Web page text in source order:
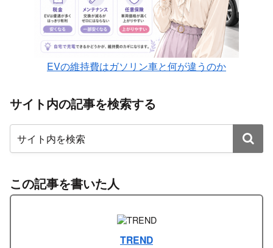
EVの維持費はガソリン車と何が違うのか
サイト内の記事を検索する
この記事を書いた人
TREND